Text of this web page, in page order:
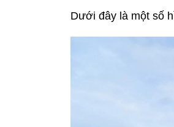
Dưới đây là một số